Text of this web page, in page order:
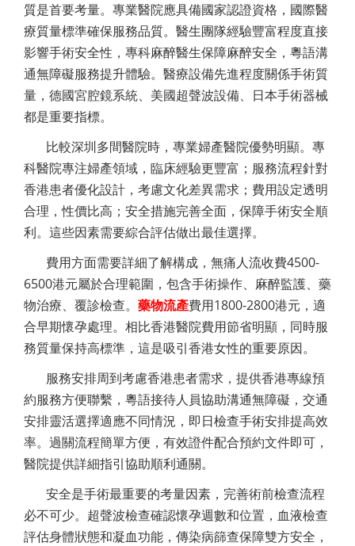
質是首要考量。專業醫院應具備國家認證資格，國際醫
療質量標準確保服務品質。醫生團隊經驗豐富程度直接
影響手術安全性，專科麻醉醫生保障麻醉安全，粵語溝
通無障礙服務提升體驗。醫療設備先進程度關係手術質
量，德國宮腔鏡系統、美國超聲波設備、日本手術器械
都是重要指標。
比較深圳多間醫院時，專業婦產醫院優勢明顯。專
科醫院專注婦產領域，臨床經驗更豐富；服務流程針對
香港患者優化設計，考慮文化差異需求；費用設定透明
合理，性價比高；安全措施完善全面，保障手術安全順
利。這些因素需要綜合評估做出最佳選擇。
費用方面需要詳細了解構成，無痛人流收費4500-
6500港元屬於合理範圍，包含手術操作、麻醉監護、藥
物治療、覆診檢查。 藥物流產費用1800-2800港元，適
合早期懷孕處理。相比香港醫院費用節省明顯，同時服
務質量保持高標準，這是吸引香港女性的重要原因。
服務安排周到考慮香港患者需求，提供香港專線預
約服務方便聯繫，粵語接待人員協助溝通無障礙，交通
安排靈活選擇適應不同情況，即日檢查手術安排提高效
率。過關流程簡單方便，有效證件配合預約文件即可，
醫院提供詳細指引協助順利通關。
安全是手術最重要的考量因素，完善術前檢查流程
必不可少。超聲波檢查確認懷孕週數和位置，血液檢查
評估身體狀態和凝血功能，傳染病篩查保障雙方安全，